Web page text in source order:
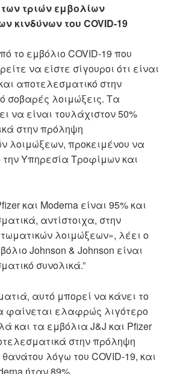
τριών εμβολίων
κινδύνων του COVID-19
το εμβόλιο COVID-19 που
να είστε σίγουροι ότι είναι
αποτελεσματικό στην
σοβαρές λοιμώξεις. Τα
να είναι τουλάχιστον 50%
στην πρόληψη
λοιμώξεων, προκειμένου να
την Υπηρεσία Τροφίμων και
και Moderna είναι 95% και
αντίστοιχα, στην
λοιμώξεων», λέει ο
Johnson & Johnson είναι
συνολικά.”
αυτό μπορεί να κάνει το
φαίνεται ελαφρώς λιγότερο
και τα εμβόλια J&J και Pfizer
στην πρόληψη
λόγω του COVID-19, και
ήταν 89%